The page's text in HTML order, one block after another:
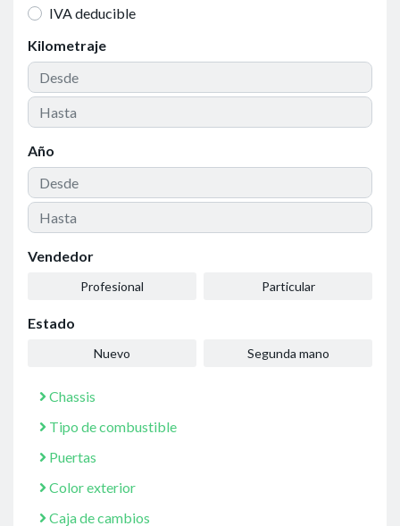
IVA deducible
Kilometraje
Año
Vendedor
Profesional Particular
Estado
Nuevo Segunda mano
Chassis
Tipo de combustible
Puertas
Color exterior
Caja de cambios